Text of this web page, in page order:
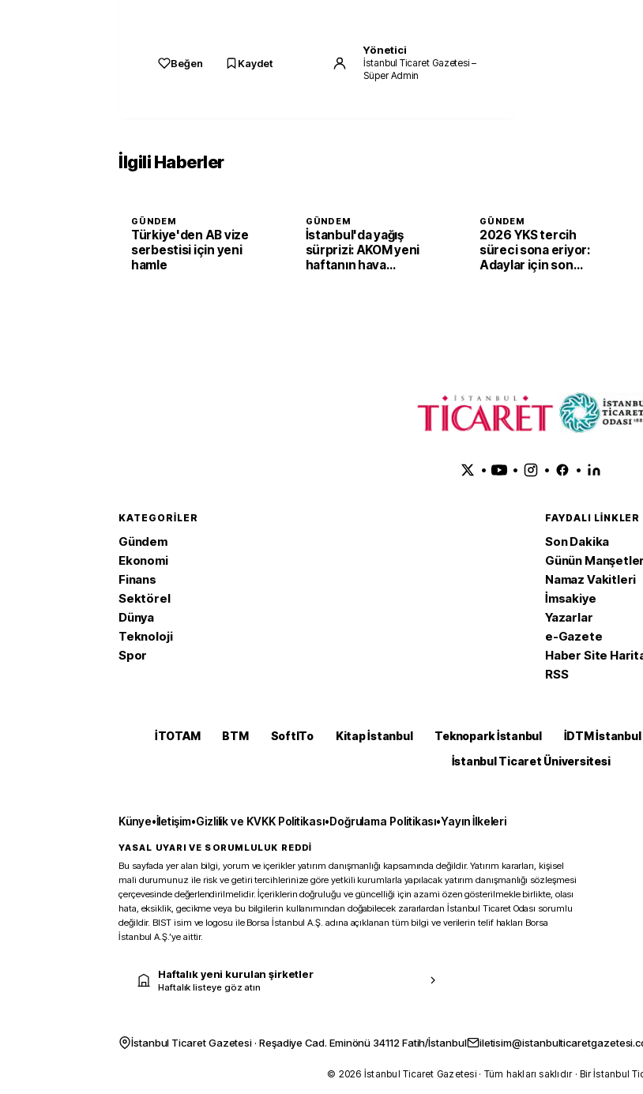
Beğen Kaydet
Yönetici
İstanbul Ticaret Gazetesi –
Süper Admin
İlgili Haberler
GÜNDEM
Türkiye'den AB vize
serbestisi için yeni
hamle
GÜNDEM
İstanbul'da yağış
sürprizi: AKOM yeni
haftanın hava
GÜNDEM
2026 YKS tercih
süreci sona eriyor:
Adaylar için son
• • • •
KATEGORILER
Gündem
Ekonomi
Finans
Sektörel
Dünya
Teknoloji
Spor
FAYDALI LINKLER
Son Dakika
Günün
Namaz Vakitleri
İmsakiye
Yazarlar
e-Gazete
Haber Site
RSS
İTOTAM BTM SoftITo Kitap İstanbul Teknopark İstanbul İDTM İstanbul
İstanbul Ticaret Üniversitesi
Künye•İletişim•Gizlilik ve KVKK Politikası•Doğrulama Politikası•Yayın İlkeleri
YASAL UYARI VE SORUMLULUK REDDİ
Bu sayfada yer alan bilgi, yorum ve içerikler yatırım danışmanlığı kapsamında değildir. Yatırım kararları, kişisel
mali durumunuz ile risk ve getiri tercihlerinize göre yetkili kurumlarla yapılacak yatırım danışmanlığı sözleşmesi
çerçevesinde değerlendirilmelidir. İçeriklerin doğruluğu ve güncelliği için azami özen gösterilmekle birlikte, olası
hata, eksiklik, gecikme veya bu bilgilerin kullanımından doğabilecek zararlardan İstanbul Ticaret Odası sorumlu
değildir. BIST isim ve logosu ile Borsa İstanbul A.Ş. adına açıklanan tüm bilgi ve verilerin telif hakları Borsa
İstanbul A.Ş.’ye aittir.
Haftalık yeni kurulan şirketler
Haftalık listeye göz atın
İstanbul Ticaret Gazetesi · Reşadiye Cad. Eminönü 34112 Fatih/İstanbul
© 2026 İstanbul Ticaret Gazetesi · Tüm hakları saklıdır · Bir İstanbul